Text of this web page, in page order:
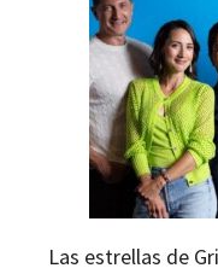
Las estrellas de